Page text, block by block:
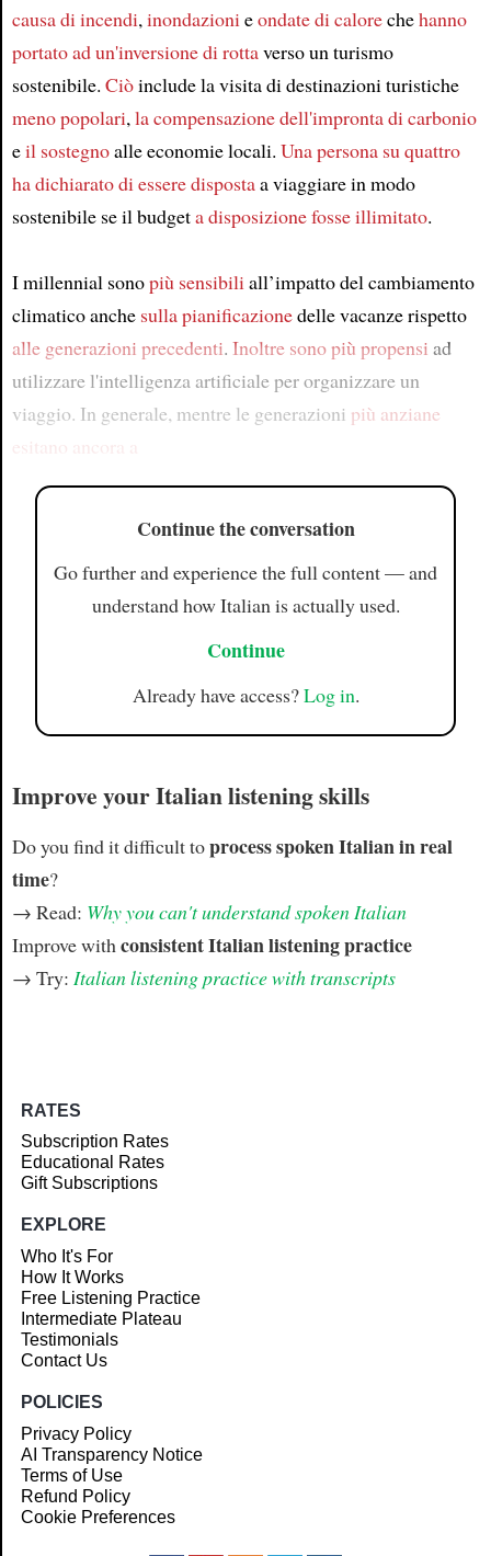
causa di incendi, inondazioni eondate di calorechehanno
portatoad un'inversione di rottaverso un turismo
sostenibile. Ciòinclude la visita di destinazioni turistiche
meno popolari, la compensazione dell'impronta di carbonio
eil sostegnoalle economie locali. Una persona su quattro
ha dichiaratodi essere dispostaa viaggiare in modo
sostenibile se il budgeta disposizionefosse illimitato.
I millennial sonopiù sensibili all’impatto del cambiamento
climatico anche sulla pianificazionedelle vacanze rispetto
alle generazioni precedenti. Inoltre sono più propensi ad
utilizzare l'intelligenza artificiale per organizzare un
viaggio. In generale, mentre le generazioni più anziane
esitano ancora a
Continue the conversation
Go further and experience the full content — and
understand how Italian is actually used.
Continue
Already have access?Log in.
Improve your Italian listening skills
Do you find it difficult toprocess spoken Italian in real
time?
→ Read: Why you can't understand spoken Italian
Improve withconsistent Italian listening practice
→ Try: Italian listening practice with transcripts
RATES
Subscription Rates
Educational Rates
Gift Subscriptions
EXPLORE
Who It's For
How It Works
Free Listening Practice
Intermediate Plateau
Testimonials
Contact Us
POLICIES
Privacy Policy
AI Transparency Notice
Terms of Use
Refund Policy
Cookie Preferences